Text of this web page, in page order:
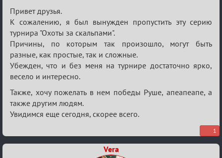
Re:
Обсуждение
Охоты
за
скальпами
Привет друзья.
К сожалению, я был вынужден пропустить эту серию
турнира "Охоты за скальпами".
Причины, по которым так произошло, могут быть
разные, как простые, так и сложные.
Убежден, что и без меня на турнире достаточно ярко,
весело и интересно.
Также, хочу пожелать в нем победы Руше, апеапеапе, а
также другим людям.
Увидимся еще сегодня, скорее всего.
1
Vera